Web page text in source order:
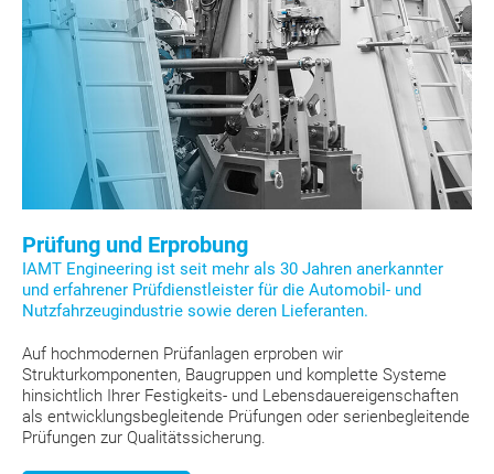
Prüfung und Erprobung
IAMT Engineering ist seit mehr als 30 Jahren anerkannter
und erfahrener Prüfdienstleister für die Automobil- und
Nutzfahrzeugindustrie sowie deren Lieferanten.
Auf hochmodernen Prüfanlagen erproben wir
Strukturkomponenten, Baugruppen und komplette Systeme
hinsichtlich Ihrer Festigkeits- und Lebensdauereigenschaften
als entwicklungsbegleitende Prüfungen oder serienbegleitende
Prüfungen zur Qualitätssicherung.